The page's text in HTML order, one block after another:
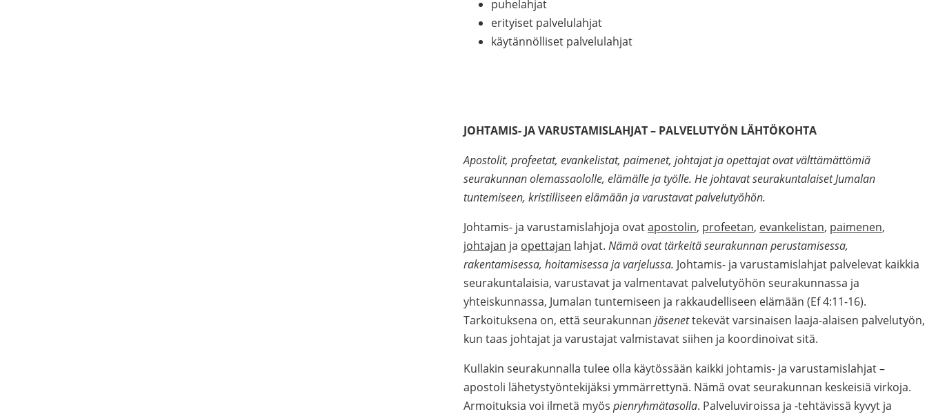
puhelahjat
erityiset palvelulahjat
käytännölliset palvelulahjat
JOHTAMIS- JA VARUSTAMISLAHJAT – PALVELUTYÖN LÄHTÖKOHTA
Apostolit, profeetat, evankelistat, paimenet, johtajat ja opettajat ovat välttämättömiä
seurakunnan olemassaololle, elämälle ja työlle. He johtavat seurakuntalaiset Jumalan
tuntemiseen, kristilliseen elämään ja varustavat palvelutyöhön.
Johtamis- ja varustamislahjoja ovatapostolin, profeetan, evankelistan, paimenen,
johtajan ja opettajan lahjat. Nämä ovat tärkeitä seurakunnan perustamisessa,
rakentamisessa, hoitamisessa ja varjelussa. Johtamis- ja varustamislahjat palvelevat kaikkia
seurakuntalaisia, varustavat ja valmentavat palvelutyöhön seurakunnassa ja
yhteiskunnassa, Jumalan tuntemiseen ja rakkaudelliseen elämään (Ef 4:11-16).
Tarkoituksena on, että seurakunnan jäsenettekevät varsinaisen laaja-alaisen palvelutyön,
kun taas johtajat ja varustajat valmistavat siihen ja koordinoivat sitä.
Kullakin seurakunnalla tulee olla käytössään kaikki johtamis- ja varustamislahjat –
apostoli lähetystyöntekijäksi ymmärrettynä. Nämä ovat seurakunnan keskeisiä virkoja.
Armoituksia voi ilmetä myös pienryhmätasolla. Palveluviroissa ja -tehtävissä kyvyt ja